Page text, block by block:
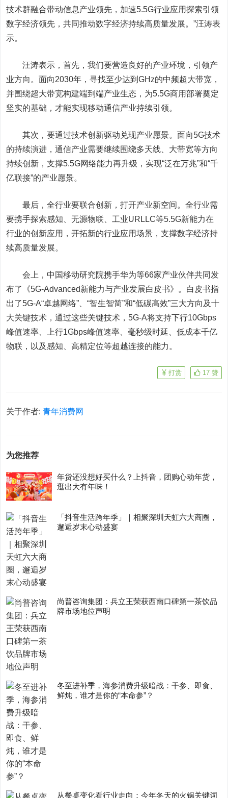
技术群融合带动信息产业领先，加速5.5G行业应用探索引领
数字经济领先，共同推动数字经济持续高质量发展。”汪涛表
示。
汪涛表示，首先，我们要营造良好的产业环境，引领产
业方向。面向2030年，寻找至少达到GHz的中频超大带宽，
并围绕超大带宽构建端到端产业生态，为5.5G商用部署奠定
坚实的基础，才能实现移动通信产业持续引领。
其次，要通过技术创新驱动兑现产业愿景。面向5G技术
的持续演进，通信产业需要继续围绕多天线、大带宽等方向
持续创新，支撑5.5G网络能力再升级，实现“泛在万兆”和“千
亿联接”的产业愿景。
最后，全行业要联合创新，打开产业新空间。全行业需
要携手探索感知、无源物联、工业URLLC等5.5G新能力在
行业的创新应用，开拓新的行业应用场景，支撑数字经济持
续高质量发展。
会上，中国移动研究院携手华为等66家产业伙伴共同发
布了《5G-Advanced新能力与产业发展白皮书》。白皮书指
出了5G-A“卓越网络”、“智生智简”和“低碳高效”三大方向及十
大关键技术，通过这些关键技术，5G-A将支持下行10Gbps
峰值速率、上行1Gbps峰值速率、毫秒级时延、低成本千亿
物联，以及感知、高精定位等超越连接的能力。
17 赞
打赏
关于作者:青年消费网
为您推荐
年货还没想好买什么？上抖音，团购心动年货，
逛出大有年味！
「抖音生活跨年季」｜相聚深圳天虹六大商圈，
邂逅岁末心动盛宴
尚普咨询集团：兵立王荣获西南口碑第一茶饮品
牌市场地位声明
冬至进补季，海参消费升级暗战：干参、即食、
鲜炖，谁才是你的“本命参”？
从餐桌变化看行业走向：今年冬天的火锅关键词